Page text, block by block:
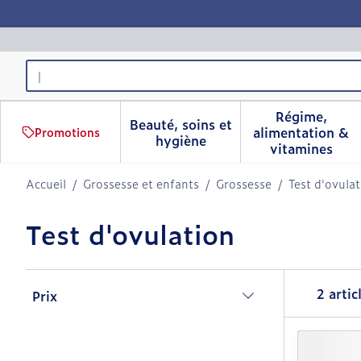
Rechercher
Promotions
Beauté, soins et
hygièneAfficher le sous-menu pour
Régime,
alimentation &
vitamines
Afficher
Accueil / Grossesse et enfants / Grossesse / Test
Test d'ovulation
Prix
2